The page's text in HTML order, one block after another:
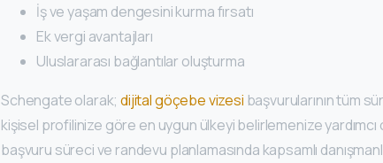
İş ve yaşam dengesini kurma fırsatı
Ek vergi avantajları
Uluslararası bağlantılar oluşturma
Schengate olarak;dijital göçebe vizesi başvurularının tüm
kişisel profilinize göre en uygun ülkeyi belirlemenize yardımcı
başvuru süreci ve randevu planlamasında kapsamlı